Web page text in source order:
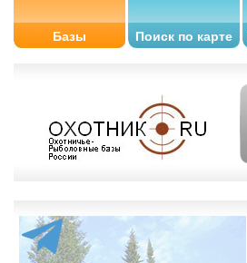
Базы Поиск по карте